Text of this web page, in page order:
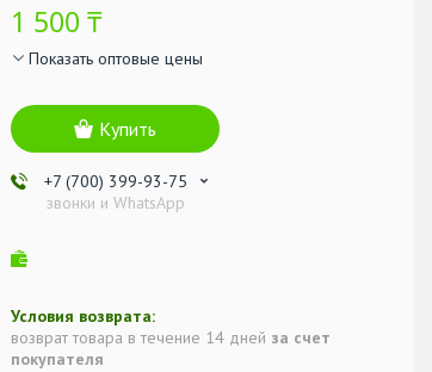
1 500 ₸
Показать оптовые цены
Купить
+7 (700) 399-93-75
звонки и WhatsApp
возврат товара в течение 14 дней за счет
покупателя